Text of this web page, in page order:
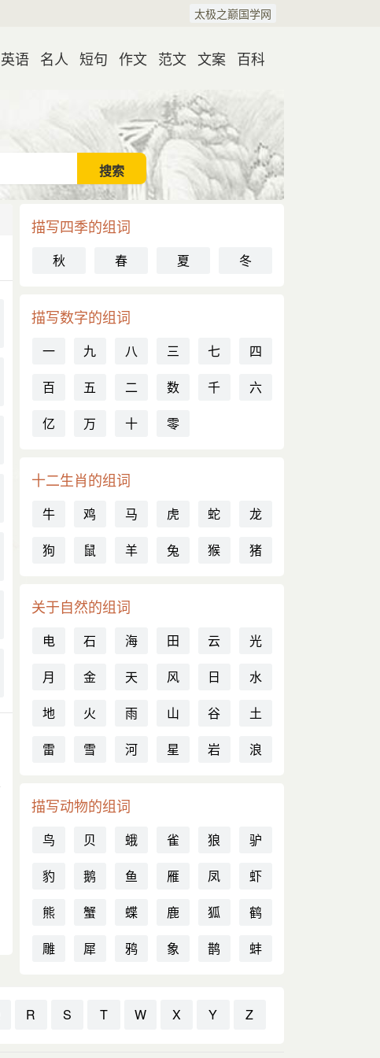
太极之巅国学网
英语 名人 短句 作文 范文 文案 百科
描写四季的组词
秋 春 夏 冬
描写数字的组词
一 九 八 三 七
四
百
五 二 数 千
六
亿
万 十 零
十二生肖的组词
牛 鸡 马 虎 蛇
龙
狗
鼠 羊 兔 猴 猪
关于自然的组词
电 石 海 田 云
光
月
金 天 风 日
水
地
火 雨 山 谷
土
雷
雪 河 星 岩 浪
描写动物的组词
鸟 贝 蛾 雀 狼
驴
豹
鹅 鱼 雁 凤
虾
熊
蟹 蝶 鹿 狐
鹤
雕
犀 鸦 象 鹊 蚌
R S T W X Y Z